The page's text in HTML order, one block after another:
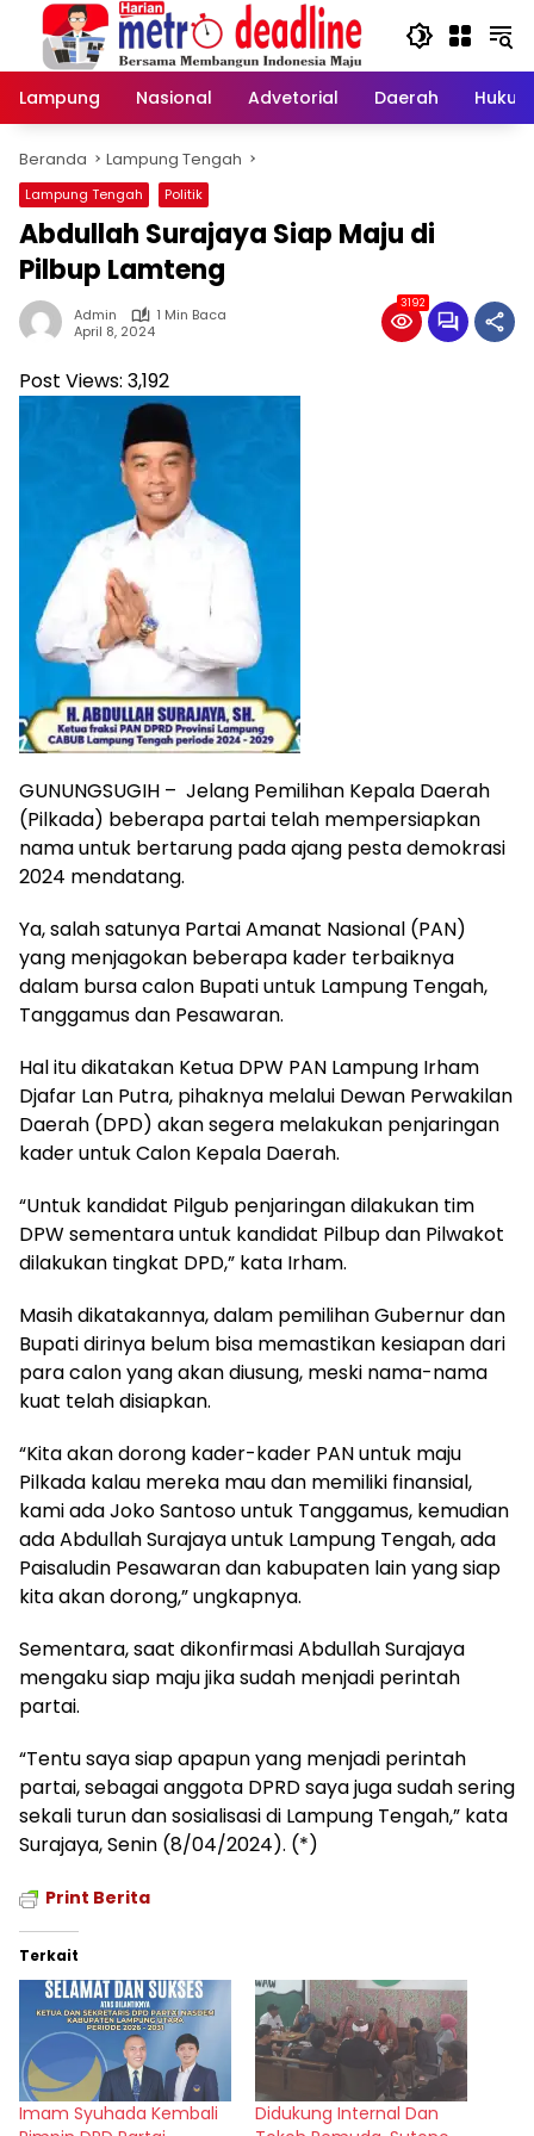
Langsung
konten
Lampung
Nasional Advetorial Daerah Hukum
Beranda Lampung Tengah
Lampung Tengah Politik
Abdullah Surajaya Siap Maju di
Pilbup Lamteng
Admin
1 Min Baca
April 8, 2024
3192
Post Views: 3,192
GUNUNGSUGIH – Jelang Pemilihan Kepala Daerah
(Pilkada) beberapa partai telah mempersiapkan
nama untuk bertarung pada ajang pesta demokrasi
2024 mendatang.
Ya, salah satunya Partai Amanat Nasional (PAN)
yang menjagokan beberapa kader terbaiknya
dalam bursa calon Bupati untuk Lampung Tengah,
Tanggamus dan Pesawaran.
Hal itu dikatakan Ketua DPW PAN Lampung Irham
Djafar Lan Putra, pihaknya melalui Dewan Perwakilan
Daerah (DPD) akan segera melakukan penjaringan
kader untuk Calon Kepala Daerah.
“Untuk kandidat Pilgub penjaringan dilakukan tim
DPW sementara untuk kandidat Pilbup dan Pilwakot
dilakukan tingkat DPD,” kata Irham.
Masih dikatakannya, dalam pemilihan Gubernur dan
Bupati dirinya belum bisa memastikan kesiapan dari
para calon yang akan diusung, meski nama-nama
kuat telah disiapkan.
“Kita akan dorong kader-kader PAN untuk maju
Pilkada kalau mereka mau dan memiliki finansial,
kami ada Joko Santoso untuk Tanggamus, kemudian
ada Abdullah Surajaya untuk Lampung Tengah, ada
Paisaludin Pesawaran dan kabupaten lain yang siap
kita akan dorong,” ungkapnya.
Sementara, saat dikonfirmasi Abdullah Surajaya
mengaku siap maju jika sudah menjadi perintah
partai.
“Tentu saya siap apapun yang menjadi perintah
partai, sebagai anggota DPRD saya juga sudah sering
sekali turun dan sosialisasi di Lampung Tengah,” kata
Surajaya, Senin (8/04/2024). (*)
Print Berita
Terkait
Imam Syuhada Kembali
Didukung Internal Dan